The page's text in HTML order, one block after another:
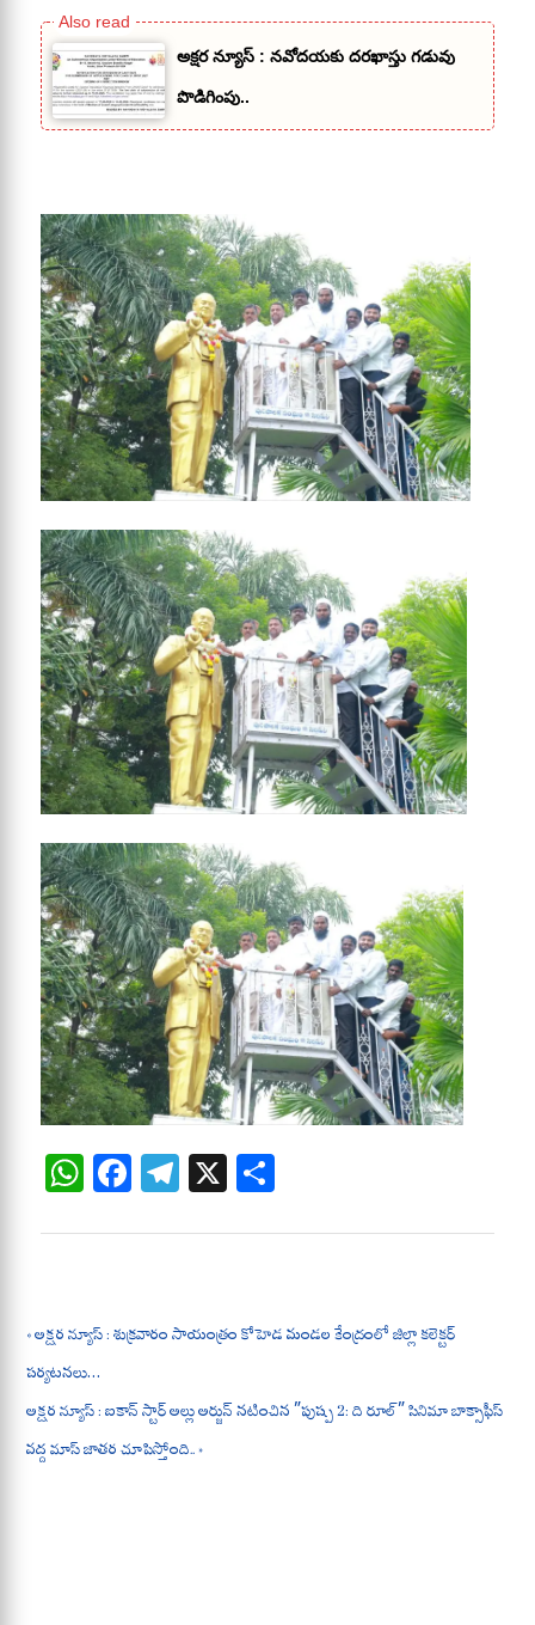
అక్షర న్యూస్ : నవోదయకు దరఖాస్తు గడువు
పొడిగింపు..
W
ha
ts
pp
Fa
ce
bo
Te
le
gr
m
X ha
re
« అక్షర న్యూస్ : శుక్రవారం సాయంత్రం కోహెడ మండల కేంద్రంలో జిల్లా కలెక్టర్
పర్యటనలు…
అక్షర న్యూస్ : ఐకాన్ స్టార్ అల్లు అర్జున్ నటించిన ”పుష్ప 2: ది రూల్” సినిమా బాక్సాఫీస్
వద్ద మాస్ జాతర చూపిస్తోంది.. »